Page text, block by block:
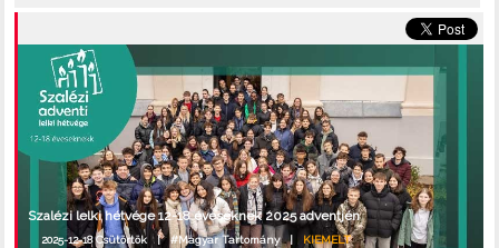
Szalézi lelki hétvége 12-18 éveseknek 2025 adventjén
2025-12-18 Csütörtök |#Magyar Tartomány| KIEMELT